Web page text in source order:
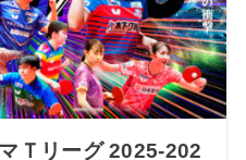
Ｔリーグ 2025-202